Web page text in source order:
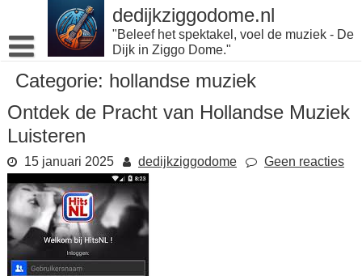
inhoud
gaan
dedijkziggodome.nl
"Beleef het spektakel, voel de muziek - De
Dijk in Ziggo Dome."
Categorie: hollandse muziek
Ontdek de Pracht van Hollandse Muziek
Luisteren
15 januari 2025 dedijkziggodome Geen reacties